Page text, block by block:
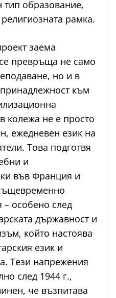
тип образование,
рамка.
заема
превръща не само
но и в
към
колежа не е просто
ежедневен език на
Това подготвя
и
във Франция и
особено след
държавност и
който настоява
език и
Тези напрежения
след 1944 г.,
че възпитава